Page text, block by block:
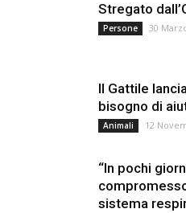
Stregato
Persone 30
Il Gattile
bisogno di
Animali 12
“In pochi
sistema